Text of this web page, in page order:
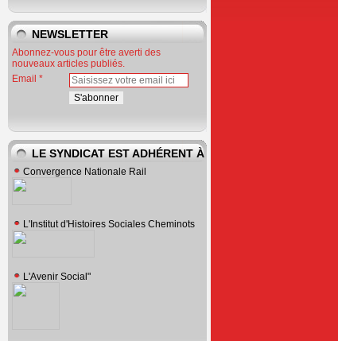
NEWSLETTER
Abonnez-vous pour être averti des
nouveaux articles publiés.
Email
LE SYNDICAT EST ADHÉRENT À
Convergence Nationale Rail
L'Institut d'Histoires Sociales Cheminots
L'Avenir Social"